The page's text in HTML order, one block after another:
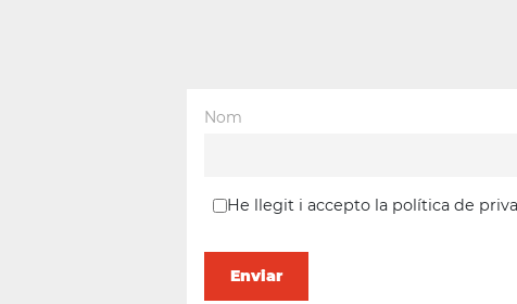
Nom
He llegit i accepto la política de